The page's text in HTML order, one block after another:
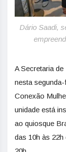
Dário Saadi,
A Secretaria
nesta
Conexão
unidade está
ao quiosque
das 10h às